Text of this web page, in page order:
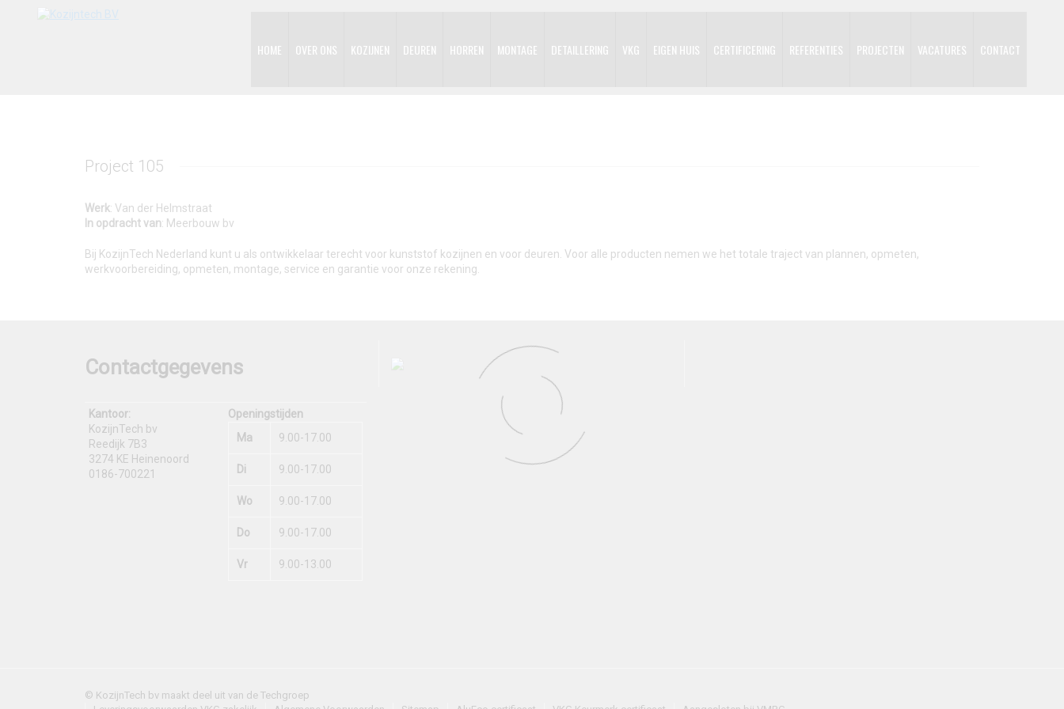
HOME OVER ONS KOZIJNEN DEUREN HORREN MONTAGE DETAILLERING VKG EIGEN HUIS CERTIFICERING REFERENTIES PROJECTEN VACATURES CONTACT
Project 105
Werk: Van der Helmstraat
In opdracht van: Meerbouw bv
Bij KozijnTech Nederland kunt u als ontwikkelaar terecht voor kunststof kozijnen en voor deuren. Voor alle producten nemen we het totale traject van plannen, opmeten,
werkvoorbereiding, opmeten, montage, service en garantie voor onze rekening.
Contactgegevens
Kantoor:
KozijnTech bv
Reedijk 7B3
3274 KE Heinenoord
0186-700221
Openingstijden
Ma
9.00-17.00
Di 9.00-17.00
Wo 9.00-17.00
Do 9.00-17.00
Vr 9.00-13.00
© KozijnTech bv maakt deel uit van de Techgroep